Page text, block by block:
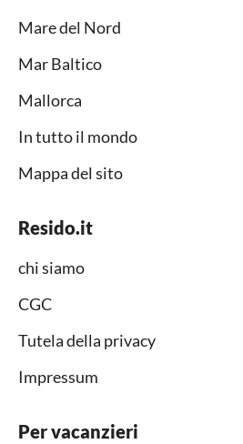
Mare del Nord
Mar Baltico
Mallorca
In tutto il mondo
Mappa del sito
Resido.it
chi siamo
CGC
Tutela della privacy
Impressum
Per vacanzieri